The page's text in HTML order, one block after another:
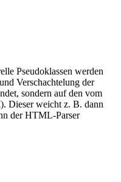
Pseudoklassen werden
Verschachtelung der
sondern auf den vom
Dieser weicht z. B. dann
der HTML-Parser